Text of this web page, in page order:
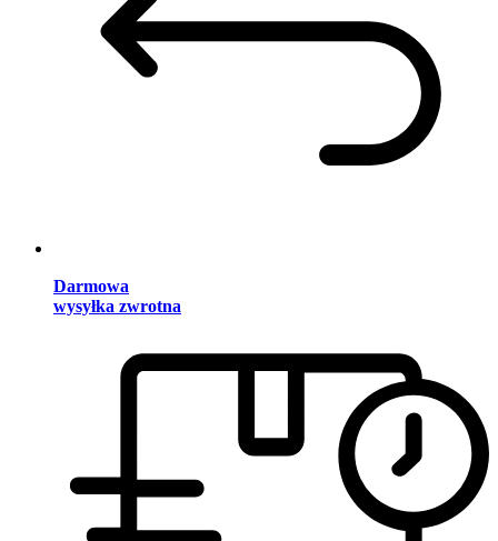
Darmowa
wysyłka zwrotna